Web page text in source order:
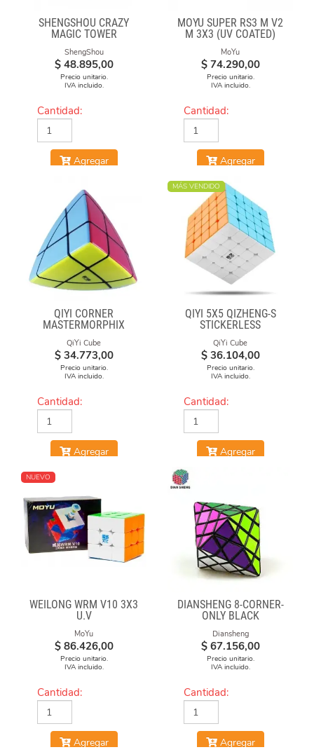
SHENGSHOU CRAZY
MAGIC TOWER
ShengShou
$ 48.895,00
Precio unitario.
IVA incluido.
Cantidad:
Agregar
MOYU SUPER RS3 M V2
M 3X3 (UV COATED)
MoYu
$ 74.290,00
Precio unitario.
IVA incluido.
Cantidad:
Agregar
QIYI CORNER
MASTERMORPHIX
QiYi Cube
$ 34.773,00
Precio unitario.
IVA incluido.
Cantidad:
Agregar
MÁS VENDIDO
QIYI 5X5 QIZHENG-S
STICKERLESS
QiYi Cube
$ 36.104,00
Precio unitario.
IVA incluido.
Cantidad:
Agregar
NUEVO
WEILONG WRM V10 3X3
U.V
MoYu
$ 86.426,00
Precio unitario.
IVA incluido.
Cantidad:
Agregar
DIANSHENG 8-CORNER-
ONLY BLACK
Diansheng
$ 67.156,00
Precio unitario.
IVA incluido.
Cantidad:
Agregar